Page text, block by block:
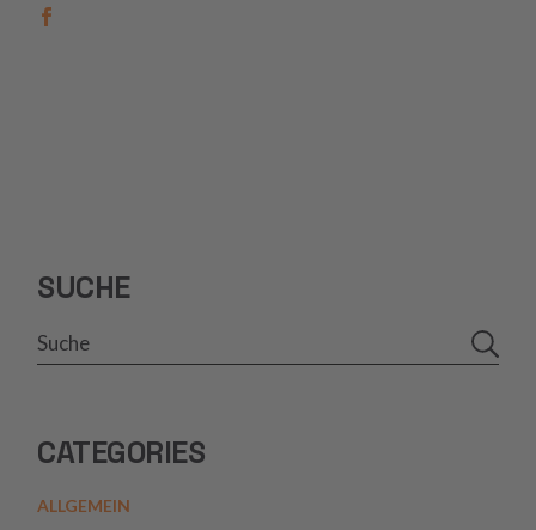
SUCHE
Search
CATEGORIES
ALLGEMEIN